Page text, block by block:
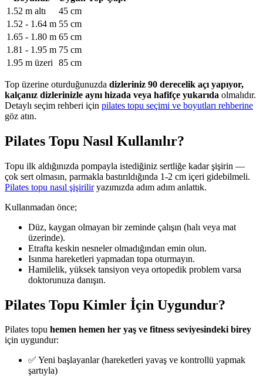
1.52 m altı
45 cm
1.52 - 1.64 m 55 cm
1.65 - 1.80 m 65 cm
1.81 - 1.95 m 75 cm
1.95 m üzeri
85 cm
Top üzerine oturduğunuzda dizleriniz 90 derecelik açı yapıyor,
kalçanız dizlerinizle aynı hizada veya hafifçe yukarıda olmalıdır.
Detaylı seçim rehberi için pilates topu seçimi ve boyutları rehberine
göz atın.
Pilates Topu Nasıl Kullanılır?
Topu ilk aldığınızda pompayla istediğiniz sertliğe kadar şişirin —
çok sert olmasın, parmakla bastırıldığında 1-2 cm içeri gidebilmeli.
Pilates topu nasıl şişiriliryazımızda adım adım anlattık.
Kullanmadan önce;
Düz, kaygan olmayan bir zeminde çalışın (halı veya mat
üzerinde).
Etrafta keskin nesneler olmadığından emin olun.
Isınma hareketleri yapmadan topa oturmayın.
Hamilelik, yüksek tansiyon veya ortopedik problem varsa
doktorunuza danışın.
Pilates Topu Kimler İçin Uygundur?
Pilates topu hemen hemen her yaş ve fitness seviyesindeki birey
için uygundur:
✅ Yeni başlayanlar (hareketleri yavaş ve kontrollü yapmak
şartıyla)